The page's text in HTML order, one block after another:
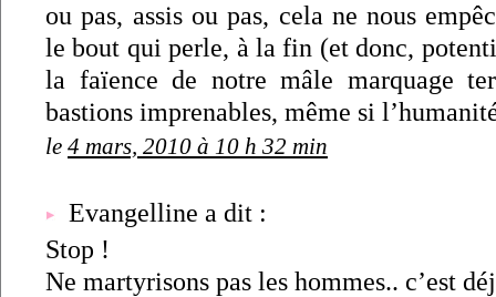
ou pas, assis ou pas, cela ne nous
le bout qui perle, à la fin (et donc,
la faïence de notre mâle marquage
bastions imprenables, même si
le 4 mars, 2010 à 10 h 32 min
Evangelline a dit :
Stop !
Ne martyrisons pas les hommes.. c’est